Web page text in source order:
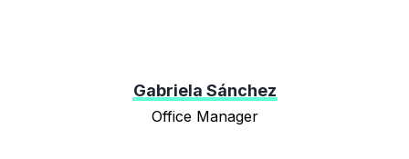
Gabriela Sánchez
Office Manager